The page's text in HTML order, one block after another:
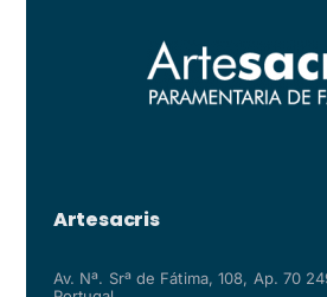
Artesacris
Av. Nª. Srª de Fátima, 108, Ap. 70